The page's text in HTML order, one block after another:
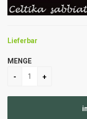
Lieferbar
MENGE